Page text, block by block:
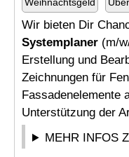
Wir bieten Dir
Systemplaner (m/
Erstellung und
Zeichnungen für
Fassadenelemente
Unterstützung der
MEHR INFOS